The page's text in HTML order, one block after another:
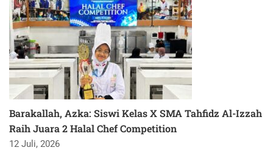
Barakallah, Azka: Siswi Kelas X SMA Tahfidz Al-Izzah
Raih Juara 2 Halal Chef Competition
12 Juli, 2026